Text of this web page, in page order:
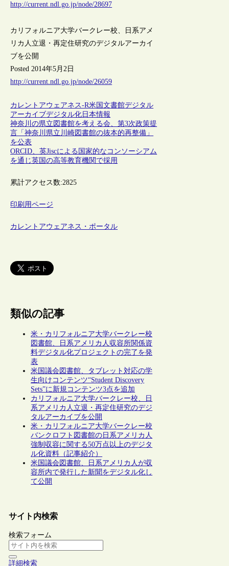
http://current.ndl.go.jp/node/28697
カリフォルニア大学バークレー校、日系アメ
リカ人立退・再定住研究のデジタルアーカイ
ブを公開
Posted 2014年5月2日
http://current.ndl.go.jp/node/26059
カレントアウェアネス-R米国文書館デジタル
アーカイブデジタル化 日本情報
神奈川の県立図書館を考える会、第3次政策提
言「神奈川県立川崎図書館の抜本的再整備」
を公表
ORCID、英Jiscによる国家的なコンソーシアム
を通じ英国の高等教育機関で採用
累計アクセス数:2825
印刷用ページ
カレントアウェアネス・ポータル
類似の記事
米・カリフォルニア大学バークレー校
図書館、日系アメリカ人収容所関係資
料デジタル化プロジェクトの完了を発
表
米国議会図書館、タブレット対応の学
生向けコンテンツ“Student Discovery
Sets”に新規コンテンツ3点を追加
カリフォルニア大学バークレー校、日
系アメリカ人立退・再定住研究のデジ
タルアーカイブを公開
米・カリフォルニア大学バークレー校
バンクロフト図書館の日系アメリカ人
強制収容に関する50万点以上のデジタ
ル化資料（記事紹介）
米国議会図書館、日系アメリカ人が収
容所内で発行した新聞をデジタル化し
て公開
サイト内検索
検索フォーム
詳細検索